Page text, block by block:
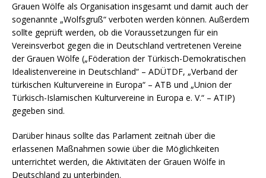
Grauen Wölfe als Organisation insgesamt und damit auch der
sogenannte „Wolfsgruß“ verboten werden können. Außerdem
sollte geprüft werden, ob die Voraussetzungen für ein
Vereinsverbot gegen die in Deutschland vertretenen Vereine
der Grauen Wölfe („Föderation der Türkisch-Demokratischen
Idealistenvereine in Deutschland“ – ADÜTDF, „Verband der
türkischen Kulturvereine in Europa“ – ATB und „Union der
Türkisch-Islamischen Kulturvereine in Europa e. V.“ – ATIP)
gegeben sind.
Darüber hinaus sollte das Parlament zeitnah über die
erlassenen Maßnahmen sowie über die Möglichkeiten
unterrichtet werden, die Aktivitäten der Grauen Wölfe in
Deutschland zu unterbinden.